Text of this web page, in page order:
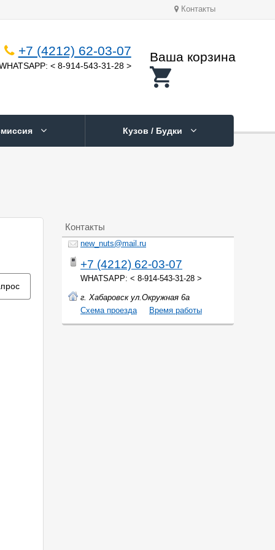
Контакты
+7 (4212) 62-03-07
< 8-914-543-31-28 >
Ваша корзина
Кузов / Будки
Контакты
new_nuts@mail.ru
+7 (4212) 62-03-07
WHATSAPP: < 8-914-543-31-28 >
г. Хабаровск ул.Окружная 6а
Cхема проезда
Время работы